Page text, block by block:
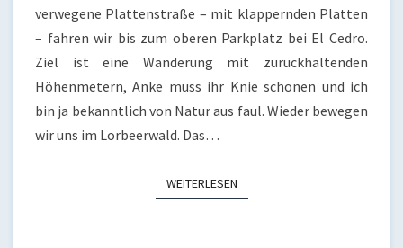
verwegene Plattenstraße – mit klappernden Platten
– fahren wir bis zum oberen Parkplatz bei El Cedro.
Ziel ist eine Wanderung mit zurückhaltenden
Höhenmetern, Anke muss ihr Knie schonen und ich
bin ja bekanntlich von Natur aus faul. Wieder bewegen
wir uns im Lorbeerwald. Das…
WEITERLESENWEITERLESEN